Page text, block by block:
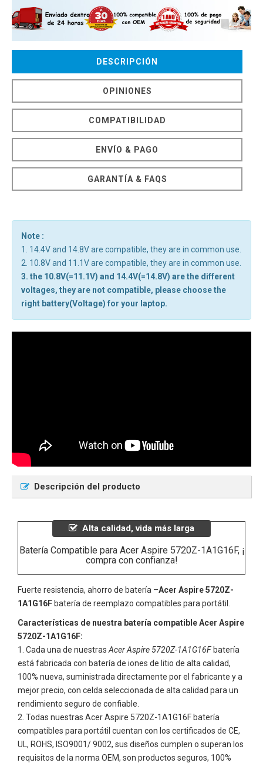
DESCRIPCIÓN
OPINIONES
COMPATIBILIDAD
ENVÍO & PAGO
GARANTÍA & FAQS
Note :
1. 14.4V and 14.8V are compatible, they are in common use.
2. 10.8V and 11.1V are compatible, they are in common use.
3. the 10.8V(=11.1V) and 14.4V(=14.8V) are the different
voltages, they are not compatible, please choose the
right battery(Voltage) for your laptop.
Descripción del producto
Alta calidad, vida más larga
Batería Compatible para Acer Aspire 5720Z-1A1G16F, ¡
compra con confianza!
Fuerte resistencia, ahorro de batería –Acer Aspire 5720Z-
1A1G16F batería de reemplazo compatibles para portátil.
Características de nuestra batería compatible Acer Aspire
5720Z-1A1G16F:
Cada una de nuestras Acer Aspire 5720Z-1A1G16F batería
está fabricada con batería de iones de litio de alta calidad,
100% nueva, suministrada directamente por el fabricante y a
mejor precio, con celda seleccionada de alta calidad para un
rendimiento seguro de confiable.
Todas nuestras Acer Aspire 5720Z-1A1G16F batería
compatibles para portátil cuentan con los certificados de CE,
UL, ROHS, ISO9001/ 9002, sus diseños cumplen o superan los
requisitos de la norma OEM, son productos seguros, 100%